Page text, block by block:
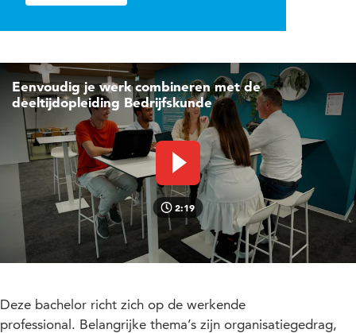
Eenvoudig je werk combineren met de
deeltijdopleiding Bedrijfskunde
Video afspelen
2:19
Deze bachelor richt zich op de werkende
professional. Belangrijke thema’s zijn organisatiegedrag,